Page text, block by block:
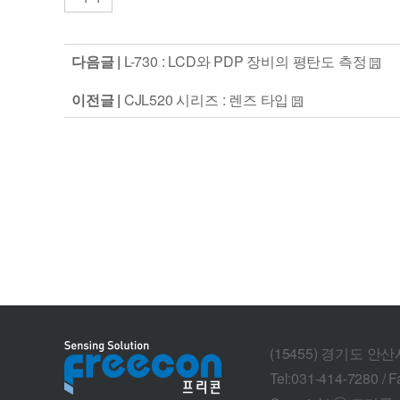
다음글 | L-730 : LCD와 PDP 장비의 평탄도 측정
이전글 | CJL520 시리즈 : 렌즈 타입
(15455) 경기도 안
Tel:031-414-7280 /